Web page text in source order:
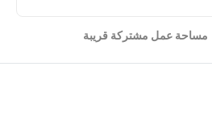
making it an idyllic
the useful transport
with ATM
miles of the Tunis-
عمل مشتركة قريبة